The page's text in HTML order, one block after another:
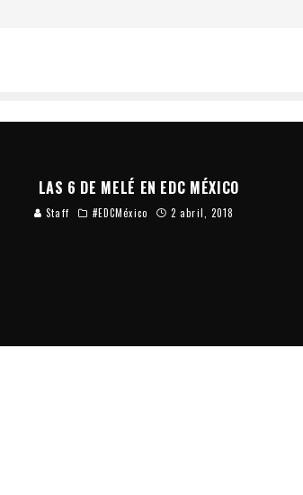
LAS 6 DE MELÉ EN EDC MÉXICO
Staff #EDCMéxico 2 abril, 2018